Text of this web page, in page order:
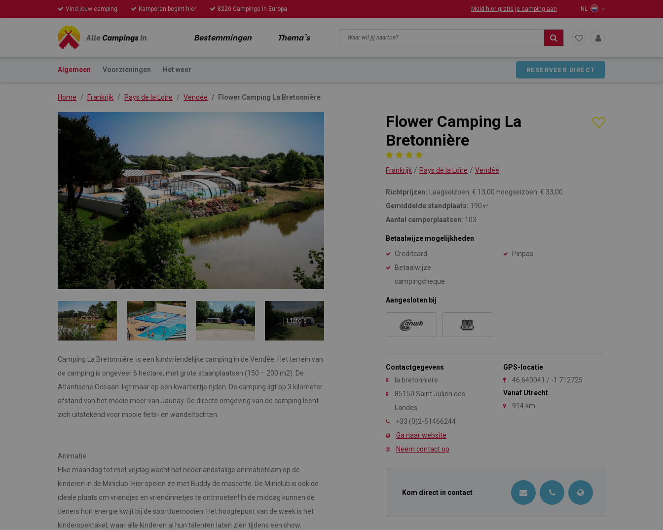
Vind jouw camping Kamperen begint hier 8220 Campings in Europa Meld hier gratis je camping aan NL
Bestemmingen Thema's
Algemeen Voorzieningen Het weer RESERVEER DIRECT
Home Frankrijk Pays de la Loire Vendée Flower Camping La Bretonnière
Flower Camping La
Bretonnière
Frankrijk / Pays de la Loire / Vendée
Richtprijzen:
Laagseizoen: € 13,00 Hoogseizoen: € 33,00
Gemiddelde standplaats: 190㎡
Aantal camperplaatsen: 103
Betaalwijze mogelijkheden
Creditcard
Pinpas
Betaalwijze
campingcheque
Aangesloten bij
Contactgegevens
la bretonniere
85150 Saint Julien des
Landes
+33 (0)2-51466244
Ga naar website
Neem contact op
GPS-locatie
46.640041 / -1.712725
Vanaf Utrecht
914 km
Kom direct in contact
11 foto`s
Camping La Bretonnière is een kindvriendelijke camping in de Vendée. Het terrein van
de camping is ongeveer 6 hectare, met grote staanplaatsen (150 – 200 m2). De
Atlantische Oceaan ligt maar op een kwartiertje rijden. De camping ligt op 3 kilometer
afstand van het mooie meer van Jaunay. De directe omgeving van de camping leent
zich uitstekend voor mooie fiets- en wandeltochten.
Animatie
Elke maandag tot met vrijdag wacht het nederlandstalige animatieteam op de
kinderen in de Miniclub. Hier spelen ze met Buddy de mascotte. De Miniclub is ook de
ideale plaats om vriendjes en vriendinnetjes te ontmoeten! In de middag kunnen de
tieners hun energie kwijt bij de sporttoernooien. Het hoogtepunt van de week is het
kinderspektakel, waar alle kinderen al hun talenten laten zien tijdens een show.